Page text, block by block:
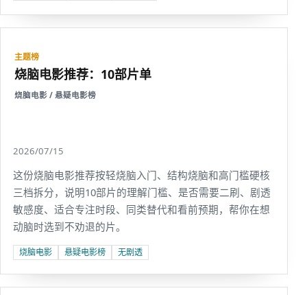
主题榜
烧脑电影推荐：10部片单
烧脑电影 / 悬疑电影榜
2026/07/15
这份烧脑电影推荐按轻烧脑入门、结构烧脑和高门槛硬核
三档拆分，说明10部片的理解门槛、是否需要二刷、剧透
敏感度、适合专注时段、同类替代和看前预期，帮你在想
动脑时选到不劝退的片。
烧脑电影 悬疑电影榜 无剧透